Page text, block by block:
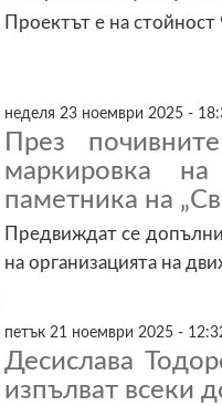
Проектът е на
неделя 23 ноември 2025 -
През
маркировка
паметника на
Предвиждат се
на организацията на
петък 21 ноември 2025 -
Десислава
изпълват всеки